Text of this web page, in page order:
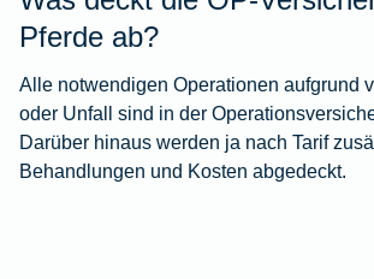
Pferde ab?
Alle notwendigen Operationen aufgrund
oder Unfall sind in der
Darüber hinaus werden ja nach Tarif
Behandlungen und Kosten abgedeckt.